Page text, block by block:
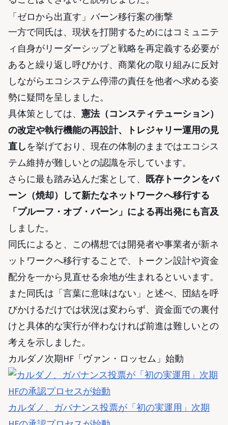
「ゼロから出直す」バーン移行案の衝撃
一方で同氏は、現状を打開するためにはコミュニテ
ィ自身がリーダーシップと戦略を再定義する必要が
あると繰り返し呼びかけ、商業化の取り組みに反対
しながらエコシステム停滞の責任を他者へ求める姿
勢に疑問を呈しました。
具体策としては、憲法（コンスティテューション）
の改定や執行機能の再設計、トレジャリー運用の見
直しを挙げており、現在の体制のままではエコシス
テム維持が難しいとの認識を示しています。
さらに最も踏み込んだ案として、 既存トークンをバ
ーン（焼却）して新たなネットワークへ移行する
「プルーフ・オブ・バーン」による再出発にも言及
しました。
同氏によると、この構想では開発者や事業者が新ネ
ットワークへ移行することで、トークン設計や資金
配分を一から見直せる余地が生まれるといいます。
また同氏は「言葉に意味はない」と述べ、団結を呼
びかけるだけでは状況は変わらず、資金面での裏付
けと具体的な実行が伴わなければ前進は難しいとの
考えを示しました。
カルダノ次期HF「ヴァン・ロッセム」始動
カルダノ、ガバナンス投票が「初の実運用」次期